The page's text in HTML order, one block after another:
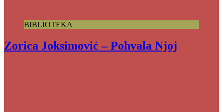
BIBLIOTEKA
Zorica Joksimović – Pohvala Njoj